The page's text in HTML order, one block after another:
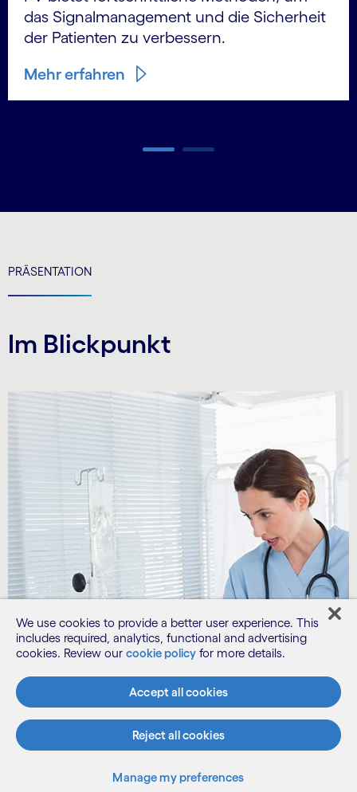
das Signalmanagement und die Sicherheit
der Patienten zu verbessern.
Mehr erfahren
PRÄSENTATION
Im Blickpunkt
We use cookies to provide a better user experience. This
includes required, analytics, functional and advertising
cookies. Review our cookie policy for more details.
Accept all cookies
Reject all cookies
Manage my preferences